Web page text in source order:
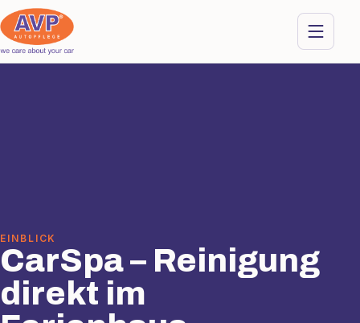
EINBLICK
CarSpa – Reinigung
direkt im